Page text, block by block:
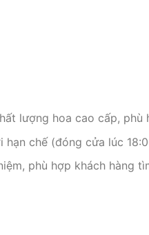
lượng hoa cao cấp, phù
chế (đóng cửa lúc
phù hợp khách hàng